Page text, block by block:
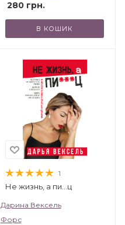
280грн.
В КОШИК
1
Не жизнь, а пи…ц
Дарина Вексель
Форс